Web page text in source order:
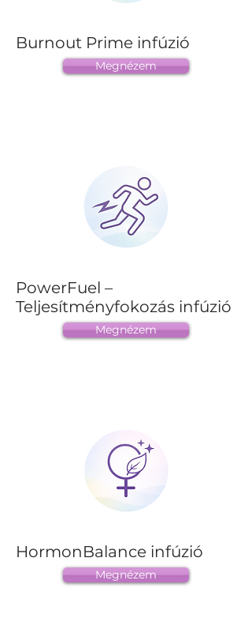
Burnout Prime infúzió
Megnézem
PowerFuel –
Teljesítményfokozás infúzió
Megnézem
HormonBalance infúzió
Megnézem